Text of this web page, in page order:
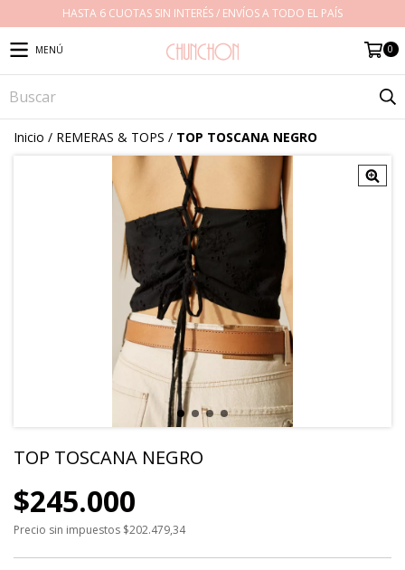
HASTA 6 CUOTAS SIN INTERÉS / ENVÍOS A TODO EL PAÍS
MENÚ 0
Inicio / REMERAS & TOPS / TOP TOSCANA NEGRO
TOP TOSCANA NEGRO
$245.000
Precio sin impuestos $202.479,34